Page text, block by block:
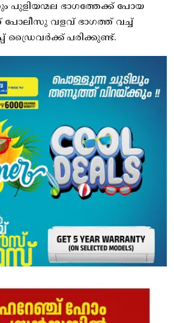
പുളിയന്മല ഭാഗത്തേക്ക് പോയ
പോലീസു വളവ് ഭാഗത്ത് വച്ച്
ഡ്രൈവർക്ക് പരിക്കുണ്ട്.